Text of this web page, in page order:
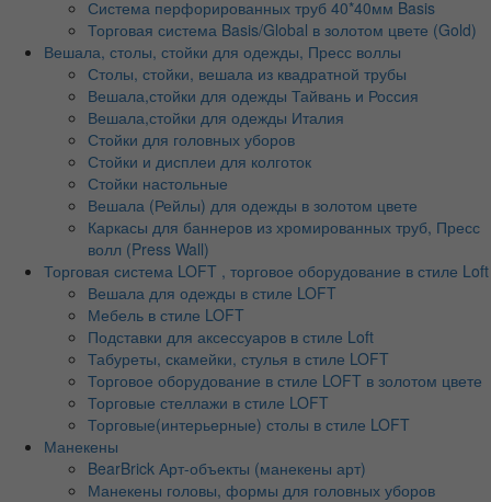
Система перфорированных труб 40*40мм Basis
Торговая система Basis/Global в золотом цвете (Gold)
Вешала, столы, стойки для одежды, Пресс воллы
Столы, стойки, вешала из квадратной трубы
Вешала,стойки для одежды Тайвань и Россия
Вешала,стойки для одежды Италия
Стойки для головных уборов
Стойки и дисплеи для колготок
Стойки настольные
Вешала (Рейлы) для одежды в золотом цвете
Каркасы для баннеров из хромированных труб, Пресс
волл (Press Wall)
Торговая система LOFT , торговое оборудование в стиле Loft
Вешала для одежды в стиле LOFT
Мебель в стиле LOFT
Подставки для аксессуаров в стиле Loft
Табуреты, скамейки, стулья в стиле LOFT
Торговое оборудование в стиле LOFT в золотом цвете
Торговые стеллажи в стиле LOFT
Торговые(интерьерные) столы в стиле LOFT
Манекены
BearBrick Арт-объекты (манекены арт)
Манекены головы, формы для головных уборов